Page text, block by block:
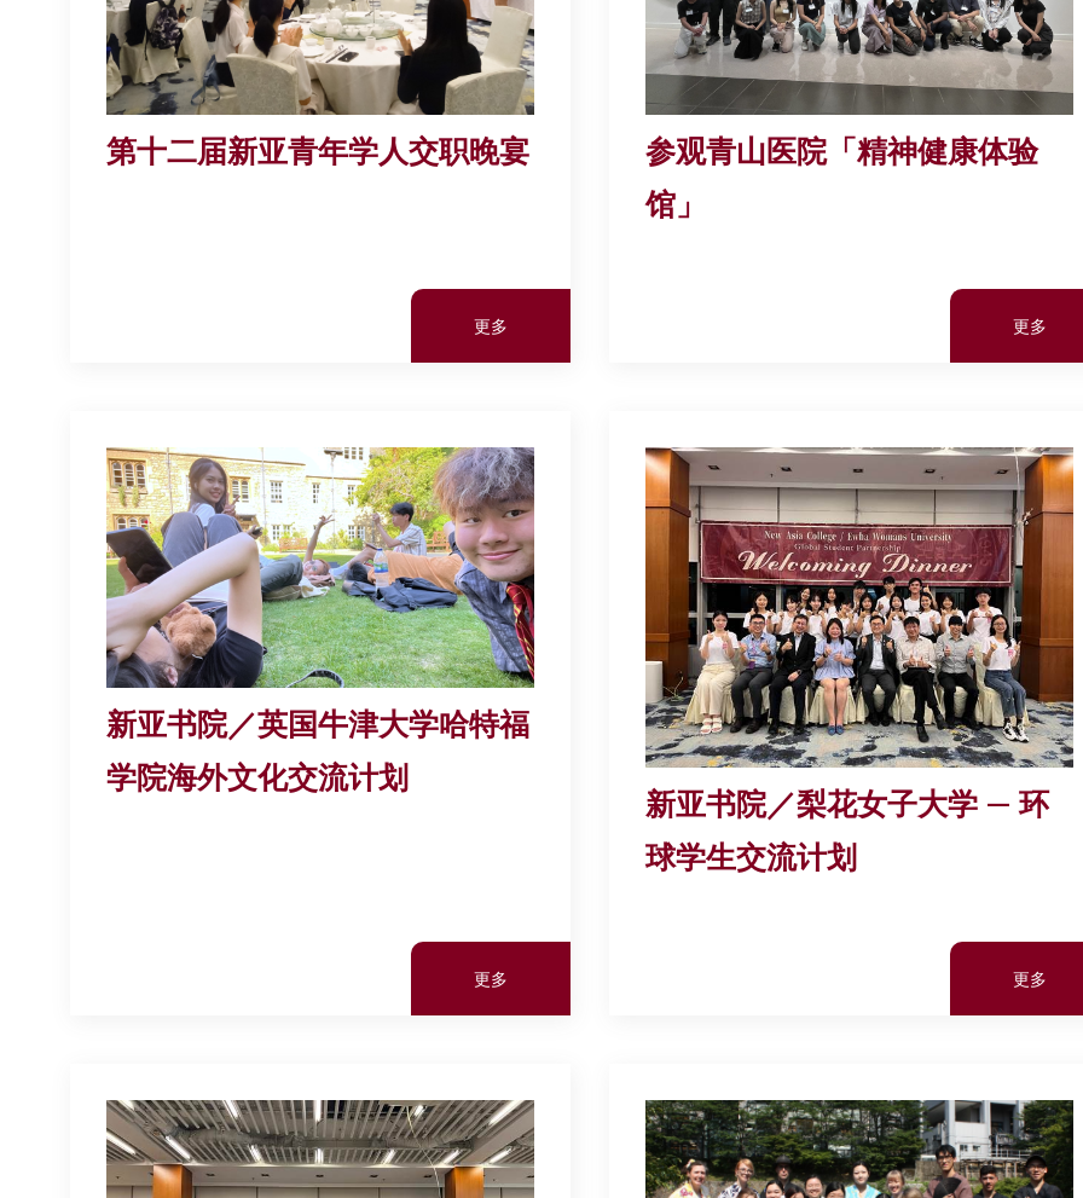
第十二届新亚青年学人交职晚宴
更多
参观青山医院「精神健康体验
馆」
更多
新亚书院／英国牛津大学哈特福
学院海外文化交流计划
更多
新亚书院／梨花女子大学 — 环
球学生交流计划
更多